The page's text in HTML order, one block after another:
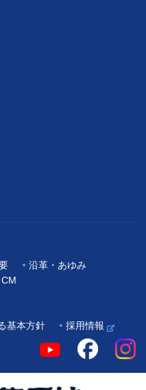
沿革・あゆみ
CM
基本方針
採用情報